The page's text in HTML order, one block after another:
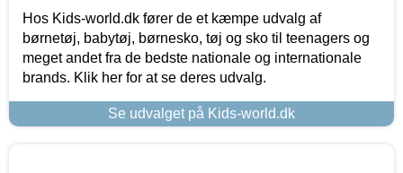
Hos Kids-world.dk fører de et kæmpe udvalg af
børnetøj, babytøj, børnesko, tøj og sko til teenagers og
meget andet fra de bedste nationale og internationale
brands. Klik her for at se deres udvalg.
Se udvalget på Kids-world.dk